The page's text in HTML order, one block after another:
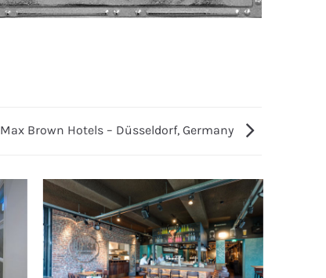
Max Brown Hotels – Düsseldorf, Germany